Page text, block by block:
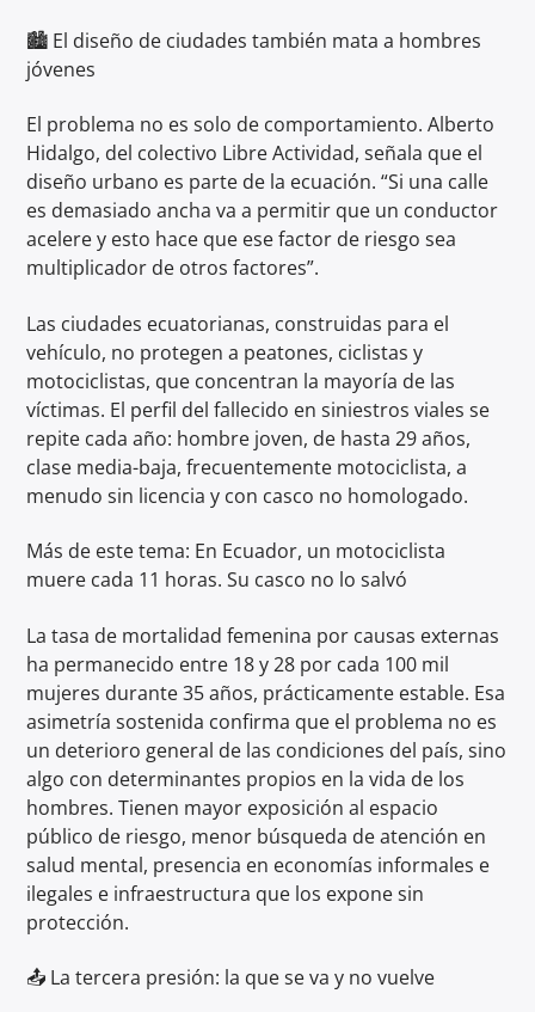
🏙️ El diseño de ciudades también mata a hombres
jóvenes
El problema no es solo de comportamiento. Alberto
Hidalgo, del colectivo Libre Actividad, señala que el
diseño urbano es parte de la ecuación. “Si una calle
es demasiado ancha va a permitir que un conductor
acelere y esto hace que ese factor de riesgo sea
multiplicador de otros factores”.
Las ciudades ecuatorianas, construidas para el
vehículo, no protegen a peatones, ciclistas y
motociclistas, que concentran la mayoría de las
víctimas. El perfil del fallecido en siniestros viales se
repite cada año: hombre joven, de hasta 29 años,
clase media-baja, frecuentemente motociclista, a
menudo sin licencia y con casco no homologado.
Más de este tema: En Ecuador, un motociclista
muere cada 11 horas. Su casco no lo salvó
La tasa de mortalidad femenina por causas externas
ha permanecido entre 18 y 28 por cada 100 mil
mujeres durante 35 años, prácticamente estable. Esa
asimetría sostenida confirma que el problema no es
un deterioro general de las condiciones del país, sino
algo con determinantes propios en la vida de los
hombres. Tienen mayor exposición al espacio
público de riesgo, menor búsqueda de atención en
salud mental, presencia en economías informales e
ilegales e infraestructura que los expone sin
protección.
📤 La tercera presión: la que se va y no vuelve